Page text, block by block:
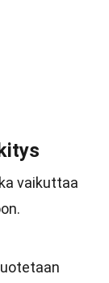
vaikuttaa